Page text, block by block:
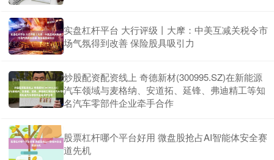
实盘杠杆平台 大行评级丨大摩：中美互减关税令市
场气氛得到改善 保险股具吸引力
炒股配资配资线上 奇德新材(300995.SZ)在新能源
汽车领域与麦格纳、安道拓、延锋、弗迪精工等知
名汽车零部件企业牵手合作
股票杠杆哪个平台好用 微盘股抢占AI智能体安全赛
道先机